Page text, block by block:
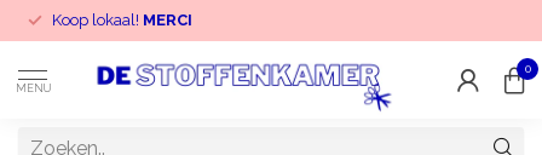
Koop lokaal! MERCI
MENU
0